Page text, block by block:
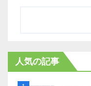
人気の記事